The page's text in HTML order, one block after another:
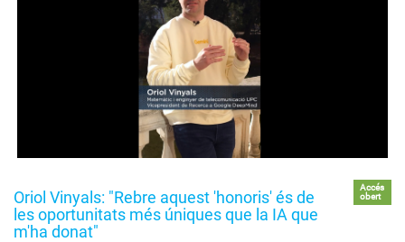
Oriol Vinyals: "Rebre aquest 'honoris' és de
les oportunitats més úniques que la IA que
m'ha donat"
Accés
obert